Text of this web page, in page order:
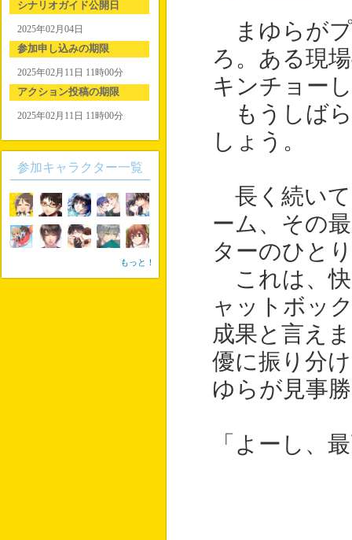
まゆらがプ
ろ。ある現
キンチョー
もうしばら
しょう。
長く続いて
ーム、その
ターのひと
これは、
ャットボッ
成果と言え
優に振り分
ゆらが見事
「よーし、
シナリオガイド公開日
2025年02月04日
参加申し込みの期限
2025年02月11日 11時00分
アクション投稿の期限
2025年02月11日 11時00分
参加キャラクター一覧
もっと！